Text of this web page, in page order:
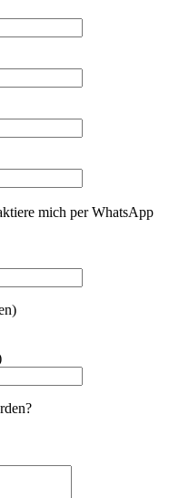
mich per WhatsApp